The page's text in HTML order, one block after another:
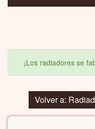
Haga una pregunta sobre
RADIADORES